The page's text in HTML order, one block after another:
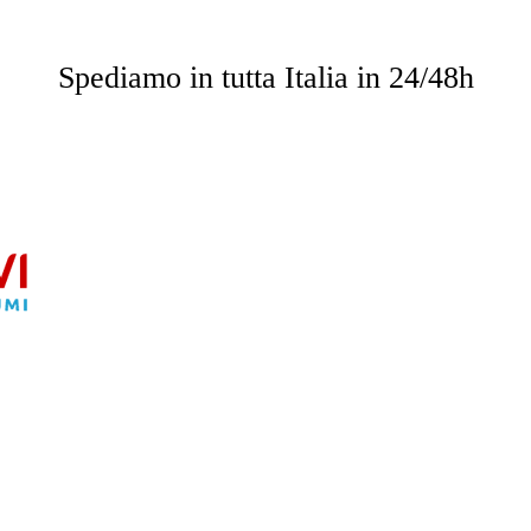
saranno omaggio per importi superiori a 49.90 € e su